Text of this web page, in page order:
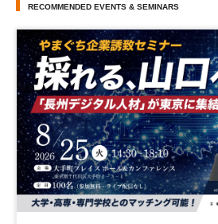
RECOMMENDED EVENTS & SEMINARS